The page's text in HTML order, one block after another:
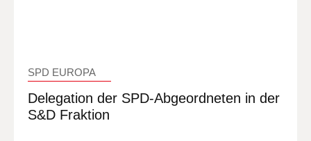
SPD EUROPA
Delegation der SPD-Abgeordneten in der
S&D Fraktion